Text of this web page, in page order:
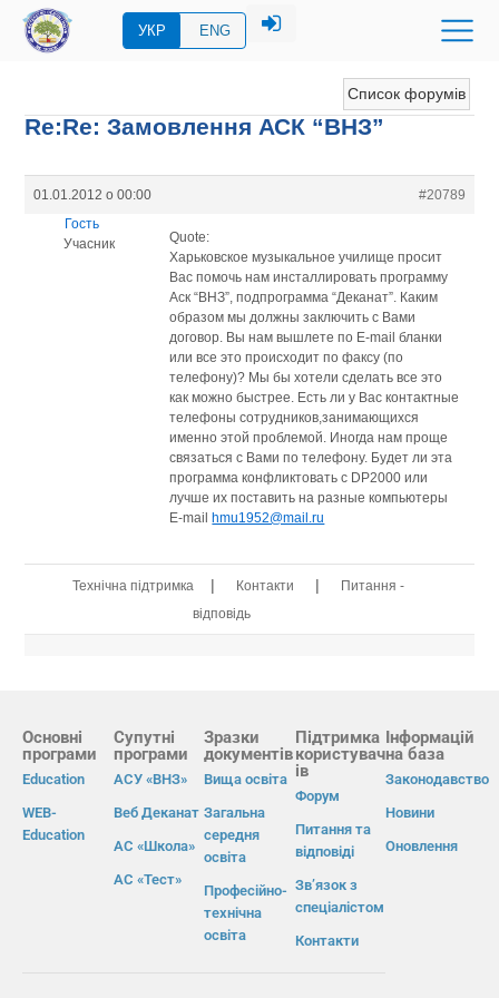
УКР ENG
Список форумів
Re:Re: Замовлення АСК “ВНЗ”
01.01.2012 о 00:00
#20789
Гость
Учасник
Quote:
Харьковское музыкальное училище просит
Вас помочь нам инсталлировать программу
Аск “ВНЗ”, подпрограмма “Деканат”. Каким
образом мы должны заключить с Вами
договор. Вы нам вышлете по Е-mail бланки
или все это происходит по факсу (по
телефону)? Мы бы хотели сделать все это
как можно быстрее. Есть ли у Вас контактные
телефоны сотрудников,занимающихся
именно этой проблемой. Иногда нам проще
связаться с Вами по телефону. Будет ли эта
программа конфликтовать с DP2000 или
лучше их поставить на разные компьютеры
E-mailhmu1952@mail.ru
Технічна підтримка | Контакти |
Питання -
відповідь
Основні
програми
Education
WEB-
Education
Супутні
програми
АСУ «ВНЗ»
Веб Деканат
АС «Школа»
АС «Тест»
Зразки
документів
Вища освіта
Загальна
середня
освіта
Професійно-
технічна
освіта
Підтримка
користувач
ів
Форум
Питання та
відповіді
Зв’язок з
спеціалістом
Контакти
Інформацій
на база
Законодавство
Новини
Оновлення